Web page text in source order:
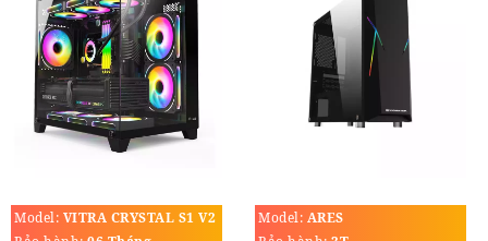
Model: VITRA CRYSTAL S1 V2
Model: ARES